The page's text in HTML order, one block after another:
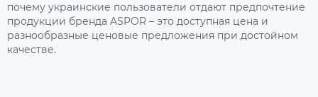
почему украинские пользователи отдают предпочтение
продукции бренда ASPOR – это доступная цена и
разнообразные ценовые предложения при достойном
качестве.